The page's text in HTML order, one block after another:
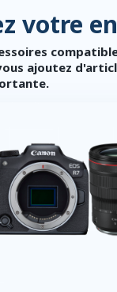
votre
ajoutez